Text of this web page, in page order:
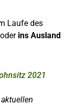
Laufe des
oderins Ausland
2021